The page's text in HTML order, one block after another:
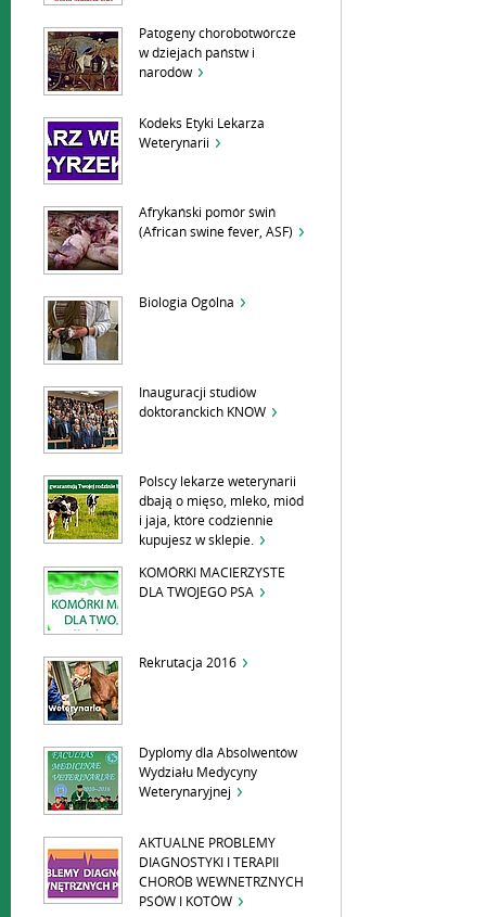
Patogeny chorobotwórcze
w dziejach państw i
narodów
Kodeks Etyki Lekarza
Weterynarii
Afrykański pomór świń
(African swine fever, ASF)
Biologia Ogólna
Inauguracji studiów
doktoranckich KNOW
Polscy lekarze weterynarii
dbają o mięso, mleko, miód
i jaja, które codziennie
kupujesz w sklepie.
KOMÓRKI MACIERZYSTE
DLA TWOJEGO PSA
Rekrutacja 2016
Dyplomy dla Absolwentów
Wydziału Medycyny
Weterynaryjnej
AKTUALNE PROBLEMY
DIAGNOSTYKI I TERAPII
CHORÓB WEWNETRZNYCH
PSÓW I KOTÓW